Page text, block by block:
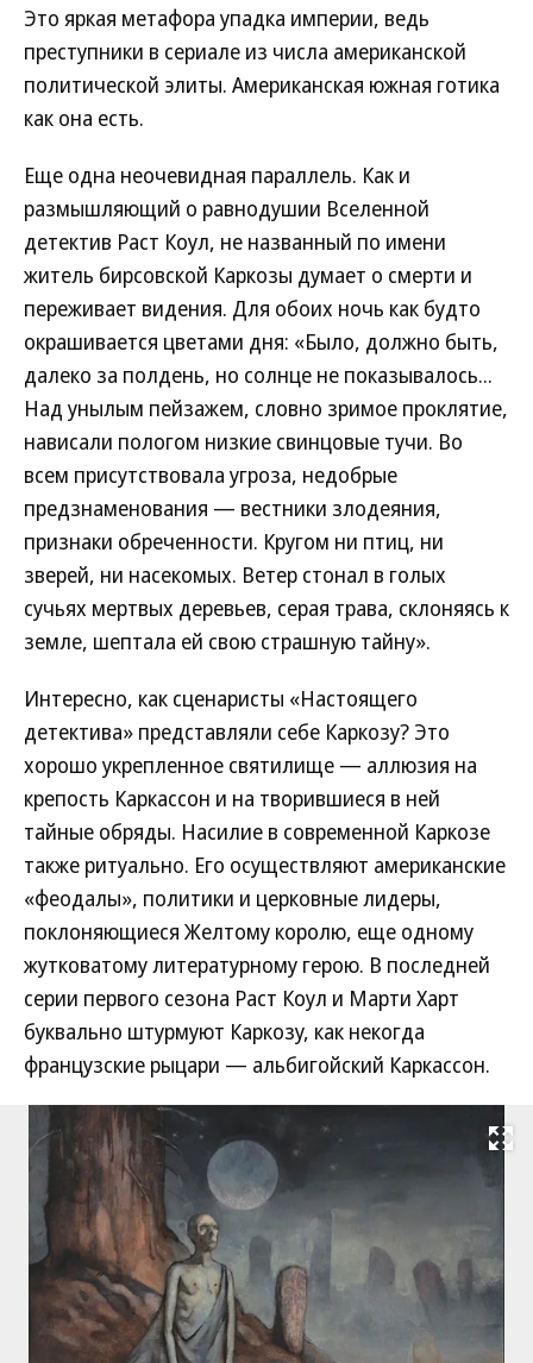
Это яркая метафора упадка империи, ведь
преступники в сериале из числа американской
политической элиты. Американская южная готика
как она есть.
Еще одна неочевидная параллель. Как и
размышляющий о равнодушии Вселенной
детектив Раст Коул, не названный по имени
житель бирсовской Каркозы думает о смерти и
переживает видения. Для обоих ночь как будто
окрашивается цветами дня: «Было, должно быть,
далеко за полдень, но солнце не показывалось...
Над унылым пейзажем, словно зримое проклятие,
нависали пологом низкие свинцовые тучи. Во
всем присутствовала угроза, недобрые
предзнаменования — вестники злодеяния,
признаки обреченности. Кругом ни птиц, ни
зверей, ни насекомых. Ветер стонал в голых
сучьях мертвых деревьев, серая трава, склоняясь к
земле, шептала ей свою страшную тайну».
Интересно, как сценаристы «Настоящего
детектива» представляли себе Каркозу? Это
хорошо укрепленное святилище — аллюзия на
крепость Каркассон и на творившиеся в ней
тайные обряды. Насилие в современной Каркозе
также ритуально. Его осуществляют американские
«феодалы», политики и церковные лидеры,
поклоняющиеся Желтому королю, еще одному
жутковатому литературному герою. В последней
серии первого сезона Раст Коул и Марти Харт
буквально штурмуют Каркозу, как некогда
французские рыцари — альбигойский Каркассон.
Развернуть